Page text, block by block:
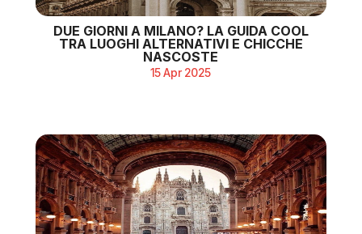
DUE GIORNI A MILANO? LA GUIDA COOL
TRA LUOGHI ALTERNATIVI E CHICCHE
NASCOSTE
15 Apr 2025